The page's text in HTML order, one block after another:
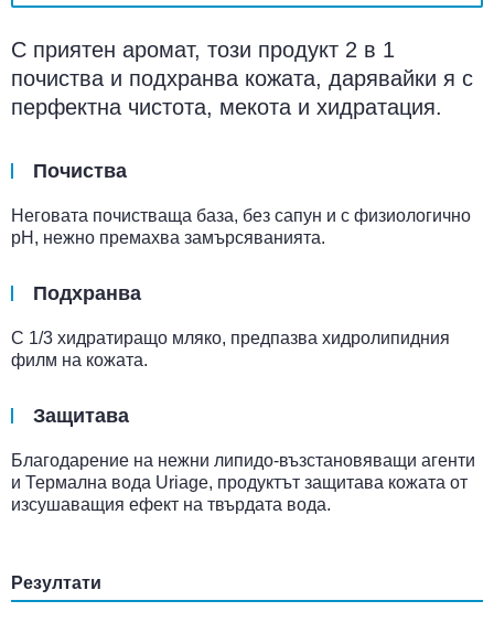
С приятен аромат, този продукт 2 в 1
почиства и подхранва кожата, дарявайки я с
перфектна чистота, мекота и хидратация.
Почиства
Неговата почистваща база, без сапун и с физиологично
pH, нежно премахва замърсяванията.
Подхранва
С 1/3 хидратиращо мляко, предпазва хидролипидния
филм на кожата.
Защитава
Благодарение на нежни липидо-възстановяващи агенти
и Термална вода Uriage, продуктът защитава кожата от
изсушаващия ефект на твърдата вода.
Резултати